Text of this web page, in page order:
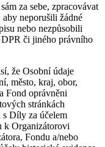
za sebe, zpracovávat
neporušili žádné
nebo nezpůsobili
či jiného právního
že Osobní údaje
město, kraj, obor,
Fond oprávněni
stránkách
s Díly za účelem
k Organizátorovi
Fondu a/nebo